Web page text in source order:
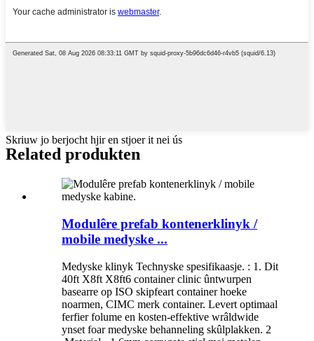
Skriuw jo berjocht hjir en stjoer it nei ús
Related produkten
Modulêre prefab kontenerklinyk /
mobile medyske ...
Medyske klinyk Technyske spesifikaasje. : 1. Dit
40ft X8ft X8ft6 container clinic ûntwurpen
basearre op ISO skipfeart container hoeke
noarmen, CIMC merk container. Levert optimaal
ferfier folume en kosten-effektive wrâldwide
ynset foar medyske behanneling skûlplakken. 2